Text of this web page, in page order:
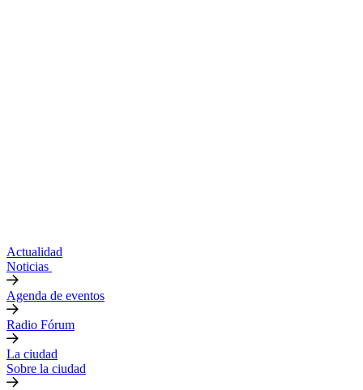
Actualidad
Noticias
Agenda de eventos
Radio Fórum
La ciudad
Sobre la ciudad